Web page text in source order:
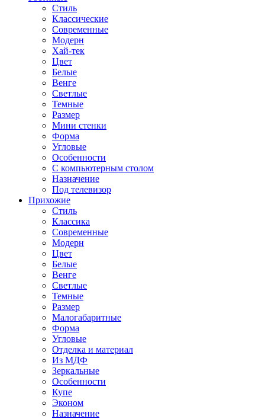
Стиль
Классические
Современные
Модерн
Хай-тек
Цвет
Белые
Венге
Светлые
Темные
Размер
Мини стенки
Форма
Угловые
Особенности
С компьютерным столом
Назначение
Под телевизор
Прихожие
Стиль
Классика
Современные
Модерн
Цвет
Белые
Венге
Светлые
Темные
Размер
Малогабаритные
Форма
Угловые
Отделка и материал
Из МДФ
Зеркальные
Особенности
Купе
Эконом
Назначение